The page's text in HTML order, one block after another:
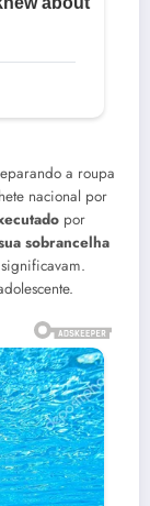
a roupa
nacional por
por
sobrancelha